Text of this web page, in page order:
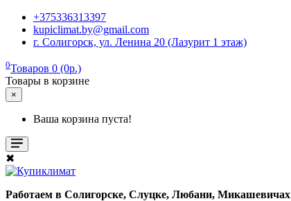
+375336313397
kupiclimat.by@gmail.com
г. Солигорск, ул. Ленина 20 (Лазурит 1 этаж)
0Товаров 0 (0р.)
Товары в корзине
×
Ваша корзина пуста!
✖
Работаем в Солигорске, Слуцке, Любани, Микашевичах